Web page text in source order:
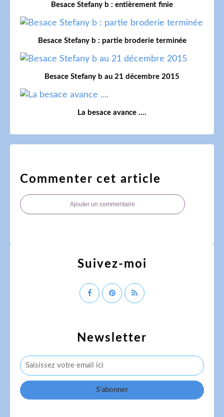
Besace Stefany b : entièrement finie
Besace Stefany b : partie broderie terminée
Besace Stefany b au 21 décembre 2015
La besace avance ....
Commenter cet article
Ajouter un commentaire
Newsletter
Suivez-moi